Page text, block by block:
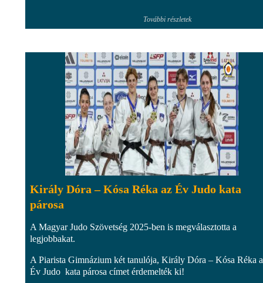
További részletek
Király Dóra – Kósa Réka az Év Judo kata
párosa
A Magyar Judo Szövetség 2025-ben is megválasztotta a
legjobbakat.
A Piarista Gimnázium két tanulója, Király Dóra – Kósa Réka
Év Judo kata párosa címet érdemelték ki!